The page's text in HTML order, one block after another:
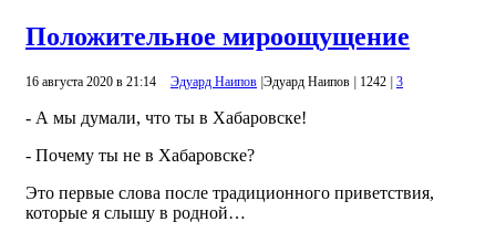
Положительное мироощущение
16 августа 2020 в 21:14 Эдуард Наипов |Эдуард Наипов | 1242 | 3
- А мы думали, что ты в Хабаровске!
- Почему ты не в Хабаровске?
Это первые слова после традиционного приветствия,
которые я слышу в родной…